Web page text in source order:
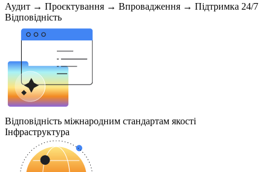
Аудит → Проєктування → Впровадження → Підтримка 24/7
Відповідність
Відповідність міжнародним стандартам якості
Інфраструктура